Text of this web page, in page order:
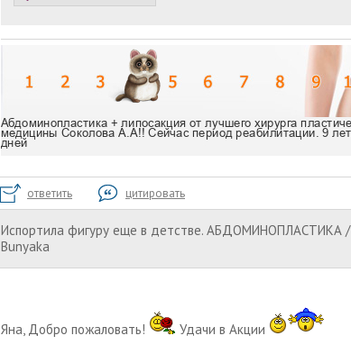
ответить цитировать
Испортила фигуру еще в детстве. АБДОМИНОПЛАСТИКА /
Bunyaka
Яна, Добро пожаловать! Удачи в Акции